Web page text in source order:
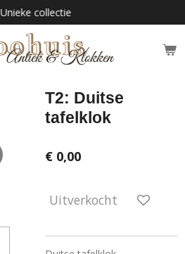
Unieke collectie
T2: Duitse
tafelklok
€ 0,00
Uitverkocht